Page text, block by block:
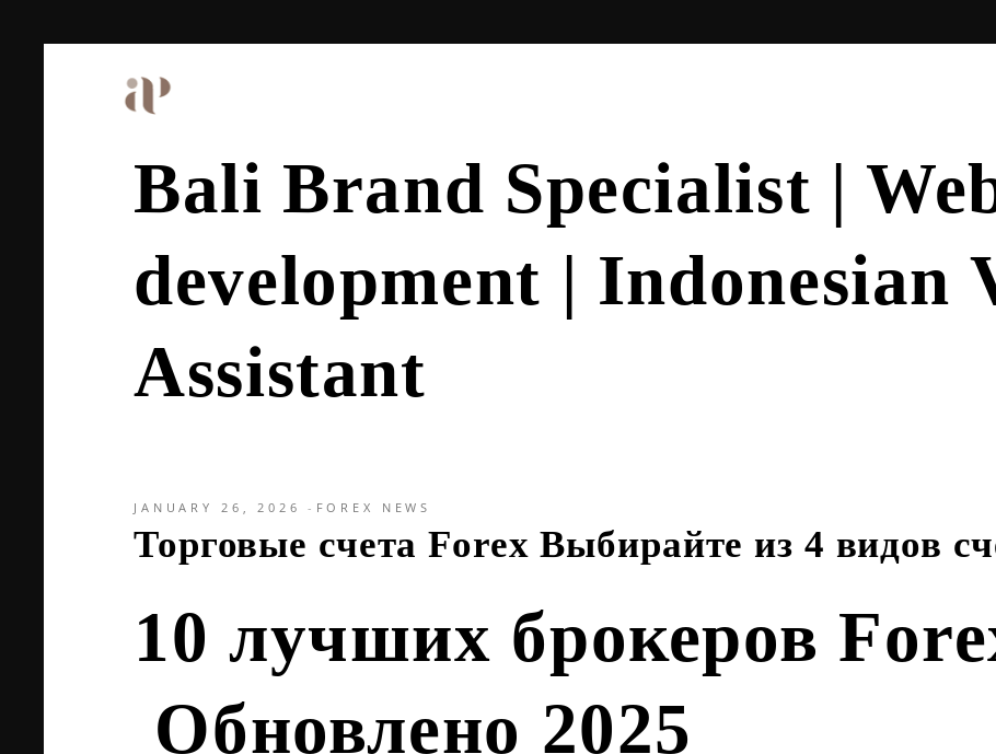
Bali Brand Specialist |
development | Indonesian
Assistant
JANUARY 26, 2026 FOREX NEWS
Торговые счета Forex Выбирайте из 4 видов
10 лучших брокеров
️ Обновлено 2025